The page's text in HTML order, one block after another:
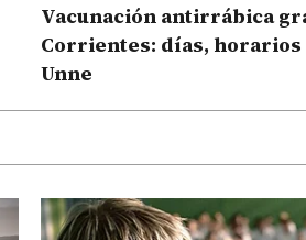
Vacunación antirrábica
Corrientes: días, horarios
Unne